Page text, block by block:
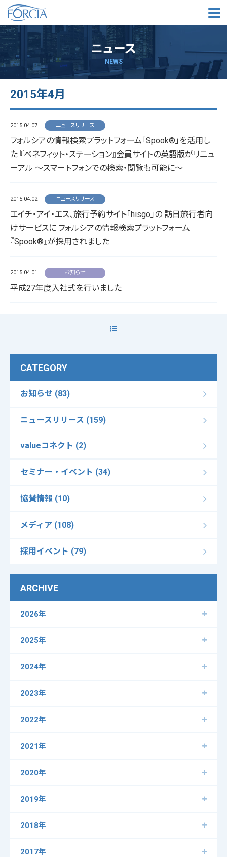
メ
ニュース
NEWS
2015年4月
2015.04.07 ニュースリリース
フォルシアの情報検索プラットフォーム「Spook®」を活用し
た 『ベネフィット・ステーション』会員サイトの英語版がリニュ
ーアル ～スマートフォンでの検索・閲覧も可能に～
2015.04.02 ニュースリリース
エイチ・アイ・エス、旅行予約サイト「hisgo」の 訪日旅行者向
けサービスに フォルシアの情報検索プラットフォーム
『Spook®』が採用されました
2015.04.01 お知らせ
平成27年度入社式を行いました
CATEGORY
お知らせ (83)
ニュースリリース (159)
valueコネクト (2)
セミナー・イベント (34)
協賛情報 (10)
メディア (108)
採用イベント (79)
ARCHIVE
2026年
2025年
2024年
2023年
2022年
2021年
2020年
2019年
2018年
2017年